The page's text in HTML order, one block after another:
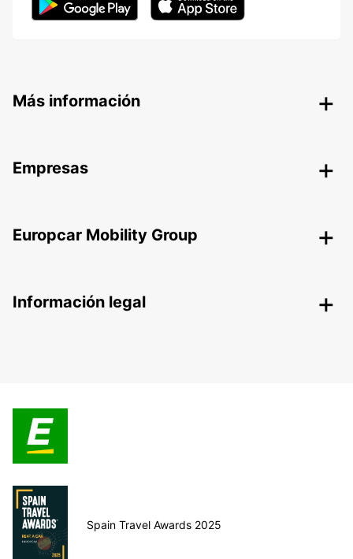
Más información
Empresas
Europcar Mobility Group
Información legal
Spain Travel Awards 2025